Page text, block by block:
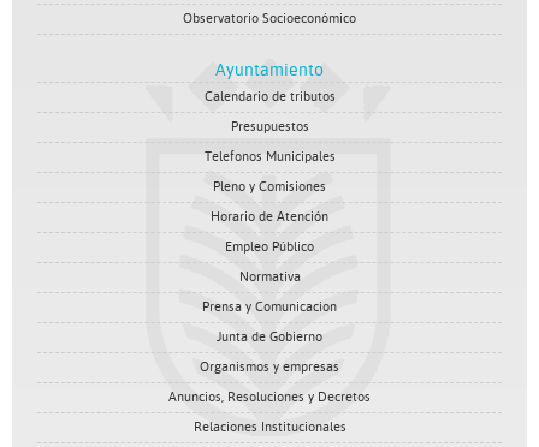
Observatorio Socioeconómico
Ayuntamiento
Calendario de tributos
Presupuestos
Telefonos Municipales
Pleno y Comisiones
Horario de Atención
Empleo Público
Normativa
Prensa y Comunicacion
Junta de Gobierno
Organismos y empresas
Anuncios, Resoluciones y Decretos
Relaciones Institucionales